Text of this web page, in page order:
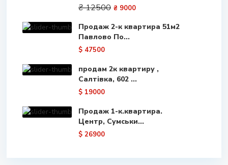
₴ 12500 ₴ 9000
Продаж 2-к квартира 51м2
Павлово По...
$ 47500
продам 2к квартиру ,
Салтівка, 602 ...
$ 19000
Продаж 1-к.квартира.
Центр, Сумськи...
$ 26900